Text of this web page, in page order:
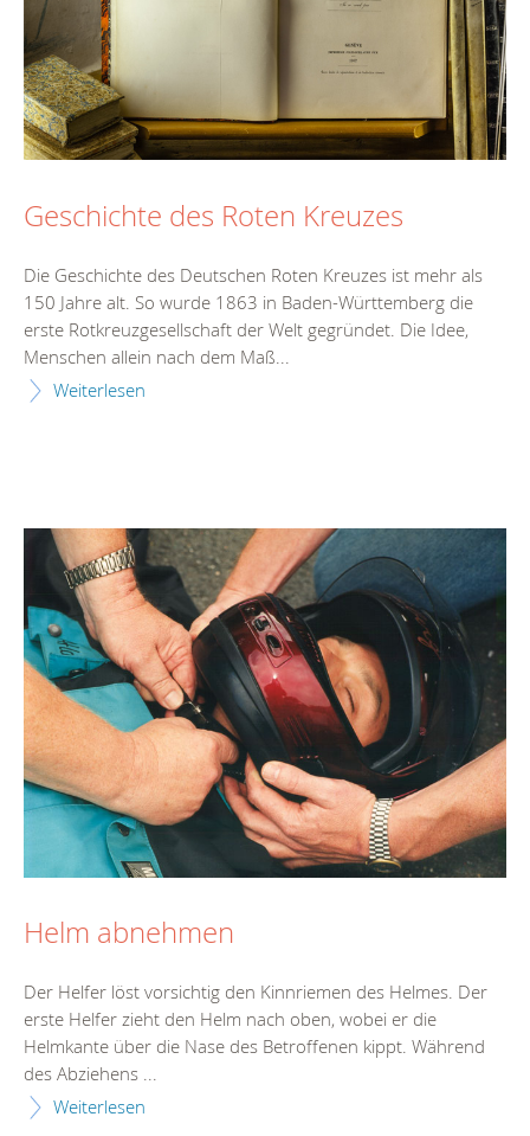
Geschichte des Roten Kreuzes
Die Geschichte des Deutschen Roten Kreuzes ist mehr als
150 Jahre alt. So wurde 1863 in Baden-Württemberg die
erste Rotkreuzgesellschaft der Welt gegründet. Die Idee,
Menschen allein nach dem Maß...
Weiterlesen
Helm abnehmen
Der Helfer löst vorsichtig den Kinnriemen des Helmes. Der
erste Helfer zieht den Helm nach oben, wobei er die
Helmkante über die Nase des Betroffenen kippt. Während
des Abziehens ...
Weiterlesen